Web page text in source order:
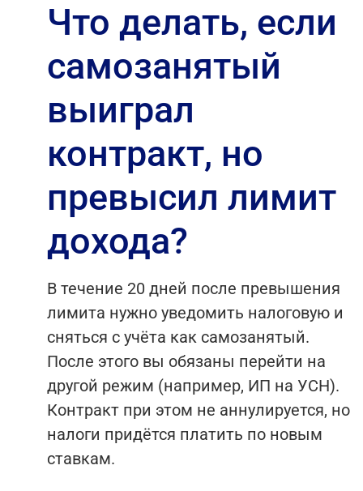
Что делать, если
самозанятый
выиграл
контракт, но
превысил лимит
дохода?
В течение 20 дней после превышения
лимита нужно уведомить налоговую и
сняться с учёта как самозанятый.
После этого вы обязаны перейти на
другой режим (например, ИП на УСН).
Контракт при этом не аннулируется, но
налоги придётся платить по новым
ставкам.